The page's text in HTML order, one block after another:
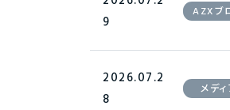
9
AZXブ
2026.07.2
8
メデ